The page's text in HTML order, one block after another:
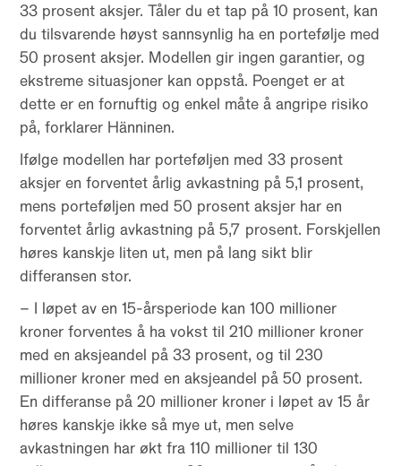
33 prosent aksjer. Tåler du et tap på 10 prosent, kan
du tilsvarende høyst sannsynlig ha en portefølje med
50 prosent aksjer. Modellen gir ingen garantier, og
ekstreme situasjoner kan oppstå. Poenget er at
dette er en fornuftig og enkel måte å angripe risiko
på, forklarer Hänninen.
Ifølge modellen har porteføljen med 33 prosent
aksjer en forventet årlig avkastning på 5,1 prosent,
mens porteføljen med 50 prosent aksjer har en
forventet årlig avkastning på 5,7 prosent. Forskjellen
høres kanskje liten ut, men på lang sikt blir
differansen stor.
– I løpet av en 15-årsperiode kan 100 millioner
kroner forventes å ha vokst til 210 millioner kroner
med en aksjeandel på 33 prosent, og til 230
millioner kroner med en aksjeandel på 50 prosent.
En differanse på 20 millioner kroner i løpet av 15 år
høres kanskje ikke så mye ut, men selve
avkastningen har økt fra 110 millioner til 130